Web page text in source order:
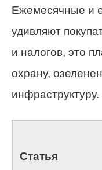
Ежемесячные и
удивляют
и налогов, это
охрану,
инфраструктуру.
Статья